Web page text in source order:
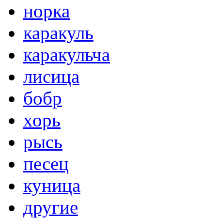
норка
каракуль
каракульча
лисица
бобр
хорь
рысь
песец
куница
другие